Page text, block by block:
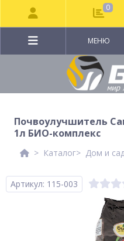
МЕНЮ
Почвоулучшитель
1л БИО-комплекс
Каталог Дом и
Артикул: 115-003
0